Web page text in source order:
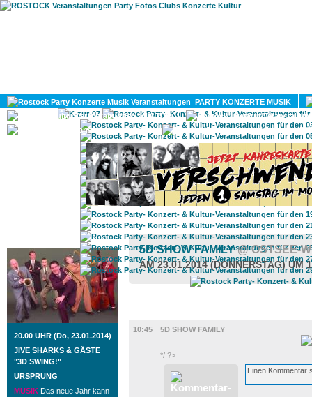
PARTY KONZERTE MUSIK
KULTUR
GAY
ROSTOCK TAGESTIPP
20.00 UHR (Do, 23.01.2014)
JIVE SHARKS & GÄSTE
"3D SWING!"
URSPRUNG
MUSIK Das neue Jahr kann
5D SHOW FAMILY@ OSTSEE-
AM 23.01.2014 (DONNERSTAG) UM
10:45
5D SHOW FAMILY
*/ ?>